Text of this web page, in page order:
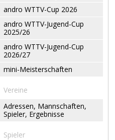
andro WTTV-Cup 2026
andro WTTV-Jugend-Cup
2025/26
andro WTTV-Jugend-Cup
2026/27
mini-Meisterschaften
Vereine
Adressen, Mannschaften,
Spieler, Ergebnisse
Spieler